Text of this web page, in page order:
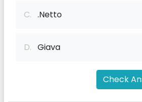
C. .Netto
D. Giava
Check